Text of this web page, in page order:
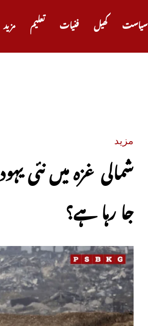
مزید تعلیم فنیات کھیل سیاست
مزید
شمالی غزہ میں نئی
جا رہا ہے؟